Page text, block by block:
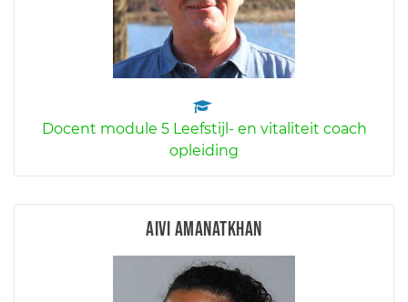
Docent module 5 Leefstijl- en vitaliteit coach
opleiding
Aivi Amanatkhan